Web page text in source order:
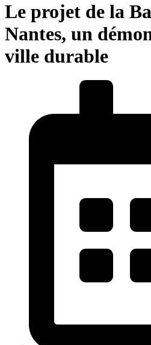
Le projet de la
Nantes, un
ville durable